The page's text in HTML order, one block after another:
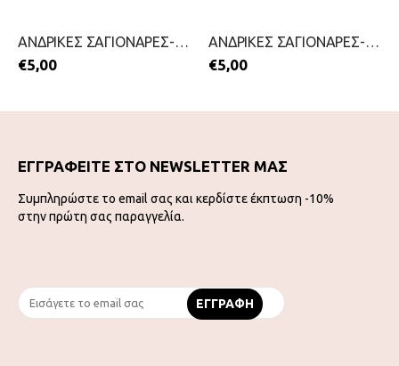
ΑΝΔΡΙΚΕΣ ΣΑΓΙΟΝΑΡΕΣ-MITSUKO-2199-0209-ΜΠΛΕ
€5,00
ΑΝΔΡΙΚΕΣ ΣΑΓΙΟΝΑΡΕΣ-MITSUKO-2299-0030-ΜΑΥΡΟ
€5,00
ΕΓΓΡΑΦΕΙΤΕ ΣΤΟ NEWSLETTER ΜΑΣ
Συμπληρώστε το email σας και κερδίστε έκπτωση -10%
στην πρώτη σας παραγγελία.